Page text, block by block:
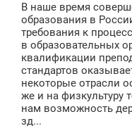
В наше время
образования в
требования к
в образовательных
квалификации
стандартов
некоторые отрасли
же и на физкультуру
нам возможность
зд...